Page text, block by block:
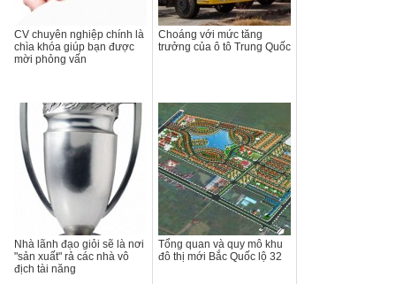
CV chuyên nghiệp chính là
chìa khóa giúp bạn được
mời phỏng vấn
Choáng với mức tăng
trưởng của ô tô Trung Quốc
Nhà lãnh đạo giỏi sẽ là nơi
"sản xuất" rả các nhà vô
địch tài năng
Tổng quan và quy mô khu
đô thị mới Bắc Quốc lộ 32